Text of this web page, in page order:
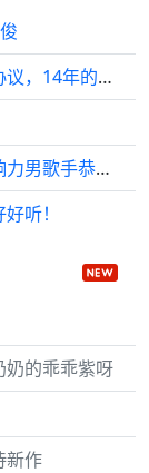
原创1992年，余秋雨给糟糠之妻递离婚协议，14年的陪伴抵不过一个新欢
刘宇宁年度全能艺人 刘宇宁年度最具影响力男歌手恭喜收获两项大奖！
听！
奶的乖乖紫呀
新作